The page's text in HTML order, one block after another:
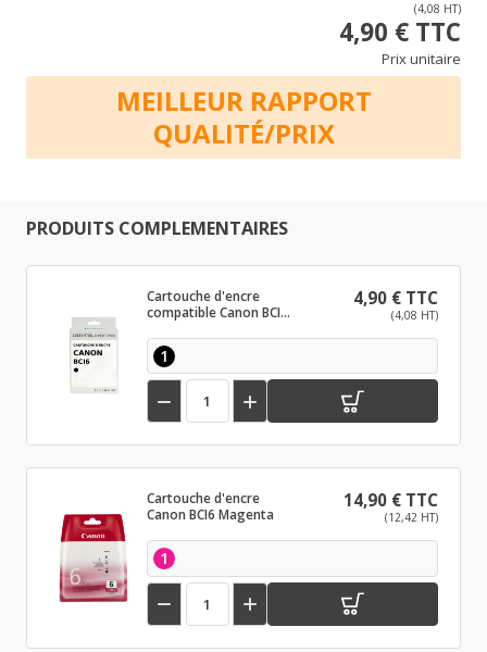
(4,08 HT)
4,90 € TTC
Prix unitaire
MEILLEUR RAPPORT
QUALITÉ/PRIX
PRODUITS COMPLEMENTAIRES
Cartouche d'encre
compatible Canon BCI6
4,90 € TTC
(4,08 HT)
1
 
Cartouche d'encre
Canon BCI6 Magenta
14,90 € TTC
(12,42 HT)
1
 